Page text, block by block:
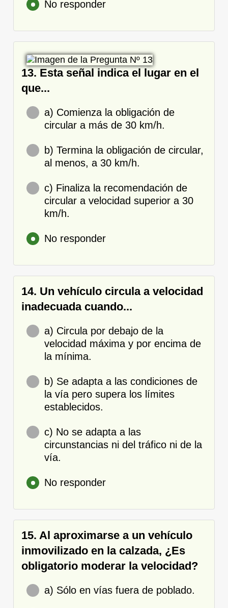
No responder
13. Esta señal indica el lugar en el
que...
a) Comienza la obligación de
circular a más de 30 km/h.
b) Termina la obligación de circular,
al menos, a 30 km/h.
c) Finaliza la recomendación de
circular a velocidad superior a 30
km/h.
No responder
14. Un vehículo circula a velocidad
inadecuada cuando...
a) Circula por debajo de la
velocidad máxima y por encima de
la mínima.
b) Se adapta a las condiciones de
la vía pero supera los límites
establecidos.
c) No se adapta a las
circunstancias ni del tráfico ni de la
vía.
No responder
15. Al aproximarse a un vehículo
inmovilizado en la calzada, ¿Es
obligatorio moderar la velocidad?
a) Sólo en vías fuera de poblado.